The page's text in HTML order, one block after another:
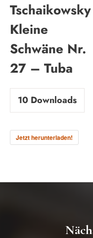
Tschaikowsky
Kleine
Schwäne Nr.
27 – Tuba
10 Downloads
Jetzt herunterladen!